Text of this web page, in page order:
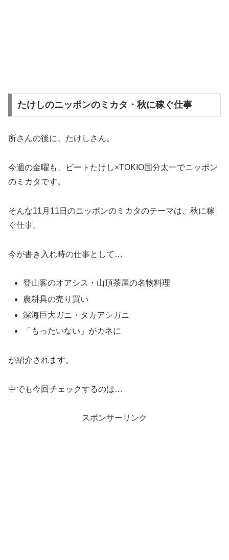
たけしのニッポンのミカタ・秋に稼ぐ仕事
所さんの後に、たけしさん。
今週の金曜も、ビートたけし×TOKIO国分太一でニッポン
のミカタです。
そんな11月11日のニッポンのミカタのテーマは、秋に稼
ぐ仕事。
今が書き入れ時の仕事として…
登山客のオアシス・山頂茶屋の名物料理
農耕具の売り買い
深海巨大ガニ・タカアシガニ
「もったいない」がカネに
が紹介されます。
中でも今回チェックするのは…
スポンサーリンク